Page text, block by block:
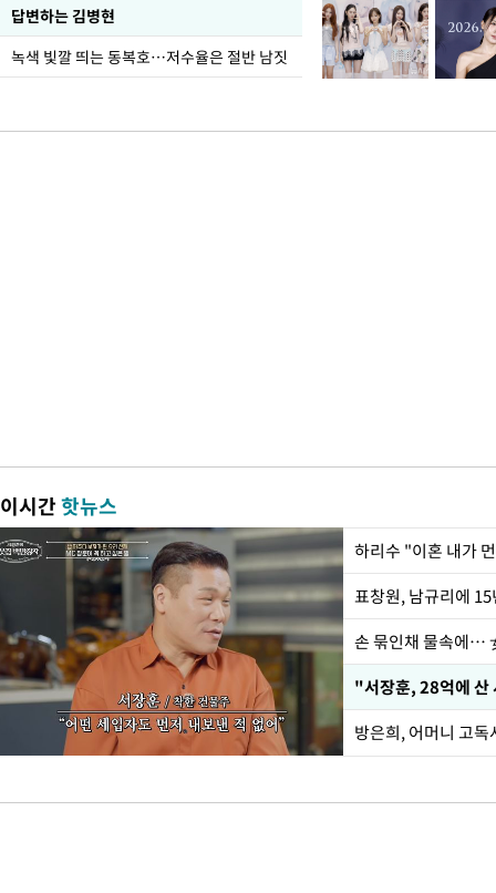
답변하는 김병현
녹색 빛깔 띄는 동복호…저수율은 절반 남짓
이시간핫뉴스
하리수 "이혼 내가
손 묶인채 물속에…
"서장훈, 28억에 산
방은희, 어머니 고